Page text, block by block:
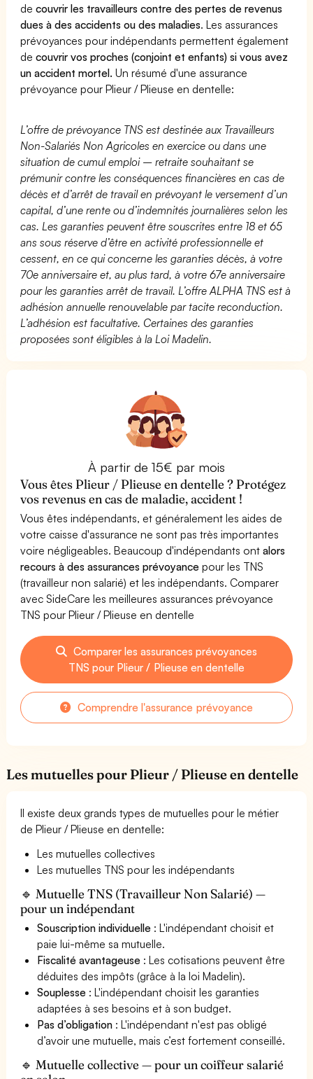
decouvrir les travailleurs contre des pertes de revenus
dues à des accidents ou des maladies. Les assurances
prévoyances pour indépendants permettent également
decouvrir vos proches (conjoint et enfants) si vous avez
un accident mortel. Un résumé d'une assurance
prévoyance pour Plieur / Plieuse en dentelle:
L’offre de prévoyance TNS est destinée aux Travailleurs
Non-Salariés Non Agricoles en exercice ou dans une
situation de cumul emploi – retraite souhaitant se
prémunir contre les conséquences financières en cas de
décès et d’arrêt de travail en prévoyant le versement d’un
capital, d’une rente ou d’indemnités journalières selon les
cas. Les garanties peuvent être souscrites entre 18 et 65
ans sous réserve d’être en activité professionnelle et
cessent, en ce qui concerne les garanties décès, à votre
70e anniversaire et, au plus tard, à votre 67e anniversaire
pour les garanties arrêt de travail. L’offre ALPHA TNS est à
adhésion annuelle renouvelable par tacite reconduction.
L’adhésion est facultative. Certaines des garanties
proposées sont éligibles à la Loi Madelin.
À partir de 15€ par mois
Vous êtes Plieur / Plieuse en dentelle ? Protégez
vos revenus en cas de maladie, accident !
Vous êtes indépendants, et généralement les aides de
votre caisse d'assurance ne sont pas très importantes
voire négligeables. Beaucoup d'indépendants ontalors
recours à des assurances prévoyance pour les TNS
(travailleur non salarié) et les indépendants. Comparer
avec SideCare les meilleures assurances prévoyance
TNS pour Plieur / Plieuse en dentelle
Comparer les assurances prévoyances
TNS pour Plieur / Plieuse en dentelle
Comprendre l'assurance prévoyance
Les mutuelles pour Plieur / Plieuse en dentelle
Il existe deux grands types de mutuelles pour le métier
de Plieur / Plieuse en dentelle:
Les mutuelles collectives
Les mutuelles TNS pour les indépendants
🔹 Mutuelle TNS (Travailleur Non Salarié) —
pour un indépendant
Souscription individuelle : L'indépendant choisit et
paie lui-même sa mutuelle.
Fiscalité avantageuse : Les cotisations peuvent être
déduites des impôts (grâce à la loi Madelin).
Souplesse : L'indépendant choisit les garanties
adaptées à ses besoins et à son budget.
Pas d’obligation : L'indépendant n'est pas obligé
d’avoir une mutuelle, mais c’est fortement conseillé.
🔹 Mutuelle collective — pour un coiffeur salarié